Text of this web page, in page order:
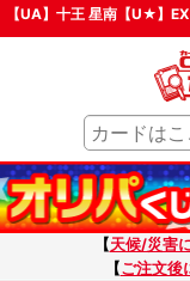
【UA】十王 星南【U★】
【天候/災害
【ご注文後